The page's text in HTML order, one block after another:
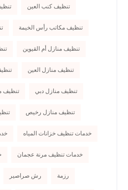
تنظيف كنب العين
تنظيف مكاتب رأس الخيمة
تنظيف منازل أم القيوين
تنظيف منازل العين
تنظيف منازل دبي تنظيف
تنظيف منازل رخيص
خدمات تنظيف خزانات المياه
خدمات تنظيف مرنة عجمان
رزمة رش صراصير